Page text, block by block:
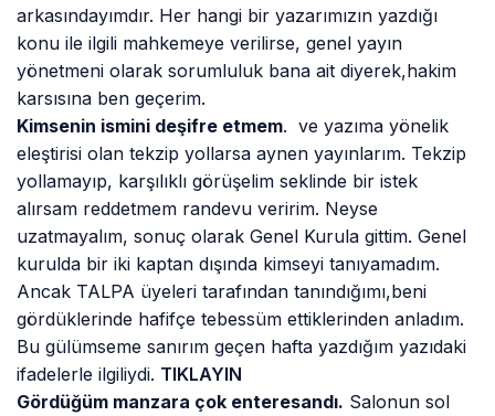
arkasındayımdır. Her hangi bir yazarımızın yazdığı
konu ile ilgili mahkemeye verilirse, genel yayın
yönetmeni olarak sorumluluk bana ait diyerek,hakim
karsısına ben geçerim.
Kimsenin ismini deşifre etmem. ve yazıma yönelik
eleştirisi olan tekzip yollarsa aynen yayınlarım. Tekzip
yollamayıp, karşılıklı görüşelim seklinde bir istek
alırsam reddetmem randevu veririm. Neyse
uzatmayalım, sonuç olarak Genel Kurula gittim. Genel
kurulda bir iki kaptan dışında kimseyi tanıyamadım.
Ancak TALPA üyeleri tarafından tanındığımı,beni
gördüklerinde hafifçe tebessüm ettiklerinden anladım.
Bu gülümseme sanırım geçen hafta yazdığım yazıdaki
ifadelerle ilgiliydi. TIKLAYIN
Gördüğüm manzara çok enteresandı. Salonun sol